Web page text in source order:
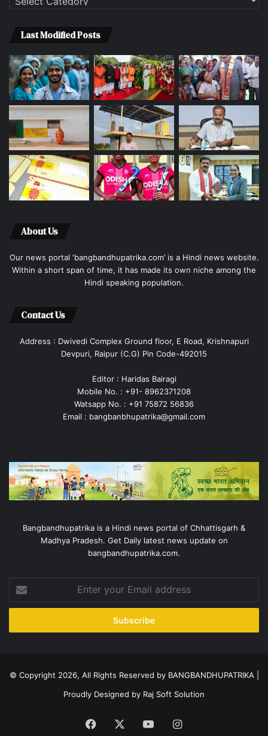
Last Modified Posts
About Us
Our news portal ‘bangbandhupatrika.com’ is a Hindi news website.
Within a short span of time, it has made its own niche among the
Hindi speaking population.
Contact Us
Address : Dwivedi Complex Ground floor, E Road, Krishnapuri
Devpuri, Raipur (C.G) Pin Code-492015
Editor : Haridas Bairagi
Mobile No. : +91- 8962371208
Watsapp No. : +91 75872 56836
Email : bangbanbhupatrika@gmail.com
Bangbandhupatrika is a Hindi news portal of Chhattisgarh &
Madhya Pradesh. Get Daily latest news update on
bangbandhupatrika.com.
your
Email
© Copyright 2026, All Rights Reserved by BANGBANDHUPATRIKA |
Proudly Designed by Raj Soft Solution
Facebook YouTubeInstagram